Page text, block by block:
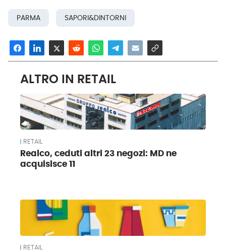
PARMA SAPORI&DINTORNI
ALTRO IN RETAIL
RETAIL
Realco, ceduti altri 23 negozi: MD ne
acquisisce 11
RETAIL